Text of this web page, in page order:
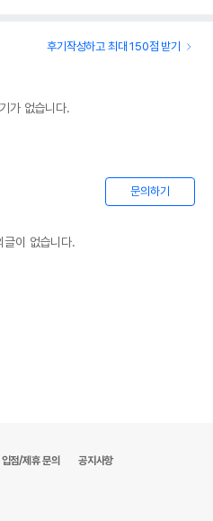
후기작성하고 최대 150점 받기
가 없습니다.
문의하기
글이 없습니다.
입점/제휴 문의 공지사항